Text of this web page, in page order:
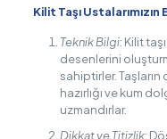
Kilit Taşı
Teknik Bilgi: Kilit
desenlerini
sahiptirler.
hazırlığı ve kum
uzmandırlar.
Dikkat ve Titizlik: